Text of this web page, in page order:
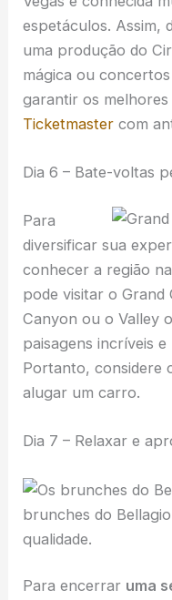
espetáculos. Assim,
uma produção do
mágica ou
garantir os
Ticketmaster com
Dia 6 – Bate-voltas
Para
diversificar sua
conhecer a região
pode visitar o Grand
Canyon ou o Valley
paisagens incríveis
Portanto, considere
alugar um carro.
Dia 7 – Relaxar e
brunches do
qualidade.
Para encerrar uma